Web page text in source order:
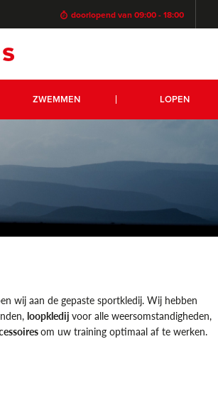
doorlopend van 09:00 - 18:00
ZWEMMEN LOPEN
wij aan de gepaste sportkledij. Wij hebben
loopkledij voor alle weersomstandigheden,
om uw training optimaal af te werken.